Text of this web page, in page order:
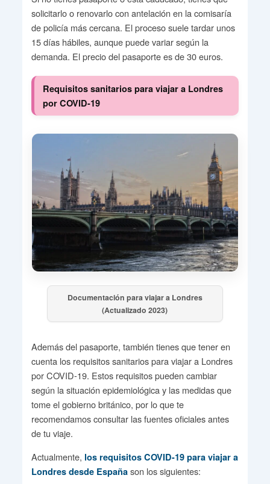
solicitarlo o renovarlo con antelación en la comisaría
de policía más cercana. El proceso suele tardar unos
15 días hábiles, aunque puede variar según la
demanda. El precio del pasaporte es de 30 euros.
Requisitos sanitarios para viajar a Londres
por COVID-19
Documentación para viajar a Londres
(Actualizado 2023)
Además del pasaporte, también tienes que tener en
cuenta los requisitos sanitarios para viajar a Londres
por COVID-19. Estos requisitos pueden cambiar
según la situación epidemiológica y las medidas que
tome el gobierno británico, por lo que te
recomendamos consultar las fuentes oficiales antes
de tu viaje.
Actualmente, los requisitos COVID-19 para viajar a
Londres desde Españason los siguientes: